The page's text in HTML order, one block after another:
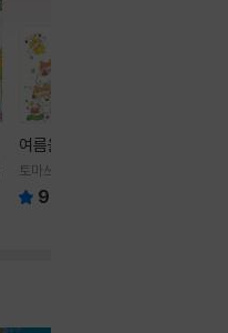
여름을 부탁해
토마쓰리 글그림
9.8